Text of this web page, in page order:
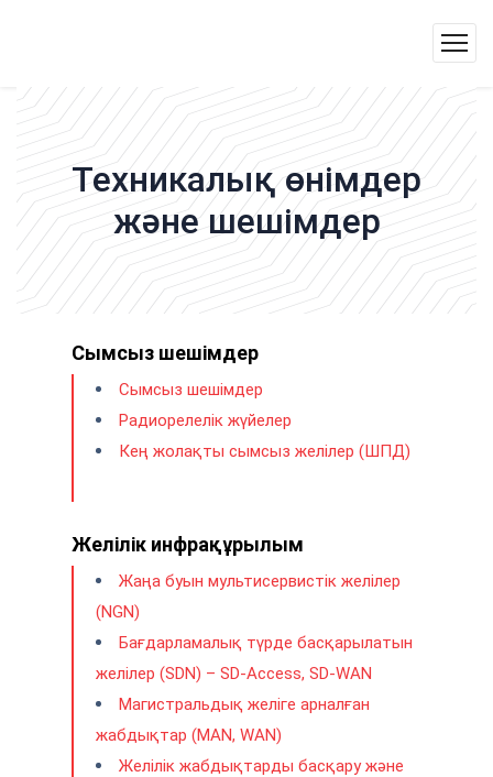
Техникалық өнімдер
және шешімдер
Сымсыз шешімдер
Сымсыз шешімдер
Радиорелелік жүйелер
Кең жолақты сымсыз желілер (ШПД)
Желілік инфрақұрылым
Жаңа буын мультисервистік желілер
(NGN)
Бағдарламалық түрде басқарылатын
желілер (SDN) – SD-Access, SD-WAN
Магистральдық желіге арналған
жабдықтар (MAN, WAN)
Желілік жабдықтарды басқару және